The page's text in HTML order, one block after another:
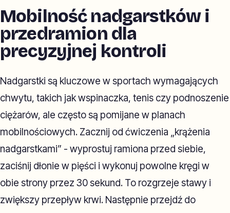
Mobilność nadgarstków i
przedramion dla
precyzyjnej kontroli
Nadgarstki są kluczowe w sportach wymagających
chwytu, takich jak wspinaczka, tenis czy podnoszenie
ciężarów, ale często są pomijane w planach
mobilnościowych. Zacznij od ćwiczenia „krążenia
nadgarstkami” - wyprostuj ramiona przed siebie,
zaciśnij dłonie w pięści i wykonuj powolne kręgi w
obie strony przez 30 sekund. To rozgrzeje stawy i
zwiększy przepływ krwi. Następnie przejdź do